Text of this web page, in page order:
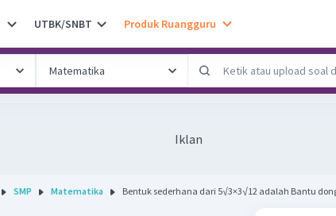
UTBK/SNBT Produk Ruangguru
Iklan
SMP Matematika Bentuk sederhana dari 5√3×3√12 adalah